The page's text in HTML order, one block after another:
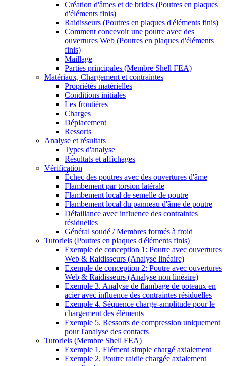
Création d'âmes et de brides (Poutres en plaques
d'éléments finis)
Raidisseurs (Poutres en plaques d'éléments finis)
Comment concevoir une poutre avec des
ouvertures Web (Poutres en plaques d'éléments
finis)
Maillage
Parties principales (Membre Shell FEA)
Matériaux, Chargement et contraintes
Propriétés matérielles
Conditions initiales
Les frontières
Charges
Déplacement
Ressorts
Analyse et résultats
Types d'analyse
Résultats et affichages
Vérification
Échec des poutres avec des ouvertures d'âme
Flambement par torsion latérale
Flambement local de semelle de poutre
Flambement local du panneau d'âme de poutre
Défaillance avec influence des contraintes
résiduelles
Général soudé / Membres formés à froid
Tutoriels (Poutres en plaques d'éléments finis)
Exemple de conception 1: Poutre avec ouvertures
Web & Raidisseurs (Analyse linéaire)
Exemple de conception 2: Poutre avec ouvertures
Web & Raidisseurs (Analyse non linéaire)
Exemple 3. Analyse de flambage de poteaux en
acier avec influence des contraintes résiduelles
Exemple 4. Séquence charge-amplitude pour le
chargement des éléments
Exemple 5. Ressorts de compression uniquement
pour l'analyse des contacts
Tutoriels (Membre Shell FEA)
Exemple 1. Elément simple chargé axialement
Exemple 2. Poutre raidie chargée axialement